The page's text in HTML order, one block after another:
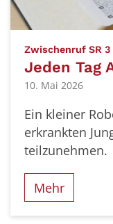
Zwischenruf SR
Jeden Tag
10. Mai 2026
Ein kleiner
erkrankten
teilzunehmen.
Mehr